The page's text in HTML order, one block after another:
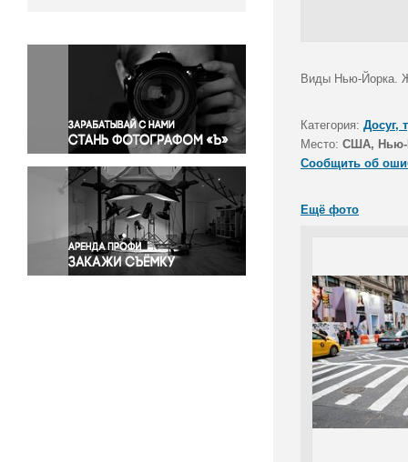
Окружающая среда
Политика
Правосудие
Происшествия и конфликты
Религия
Светская жизнь
Спорт
Экология
Экономика и бизнес
Виды Нью-Йорка.
Категория: Досуг,
Место: США, Нью-
Сообщить об
Ещё фото